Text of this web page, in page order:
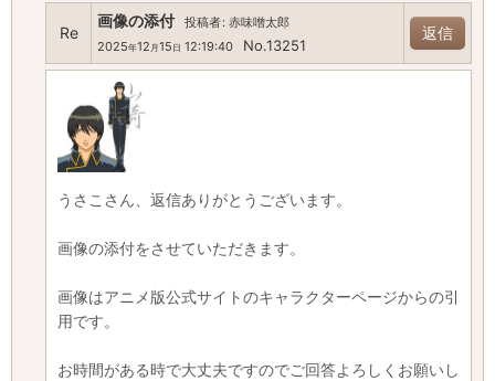
Re
画像の添付 投稿者: 赤味噌太郎
2025年12 月15 日 12:19:40 No.13251
返信
うさこさん、返信ありがとうございます。
画像の添付をさせていただきます。
画像はアニメ版公式サイトのキャラクターページからの引
用です。
お時間がある時で大丈夫ですのでご回答よろしくお願いし